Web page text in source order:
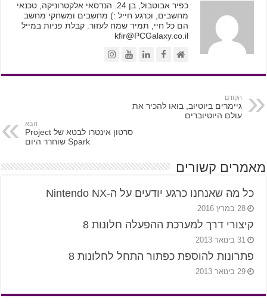
כפיר אבוטבול, בן 24. הנדסאי אלקטרוניקה, טכנאי
מחשבים, וכרגע חייל :) מחשבים ומשחקי מחשב
הם כל חיי, תמיד שמח לעזור. קבלת פניות במייל
kfir@PCGalaxy.co.il
הקודם
גיימרים ביוטיוב, בואו להכיר את
עולם היוטיוברים
הבא
סרטון אינטרו לבטא של Project
Spark שוחרר היום
מאמרים קשורים
כל מה שאנחנו כרגע יודעים על ה-Nintendo NX
28 במרץ 2016
קיצורי דרך למערכת ההפעלה חלונות 8
31 בינואר 2013
פתרונות להוספת כפתור התחל לחלונות 8
29 בינואר 2013